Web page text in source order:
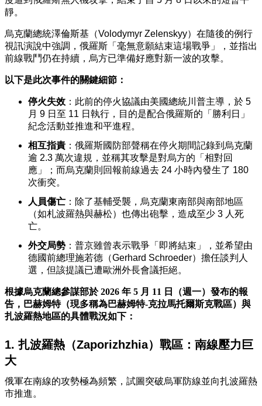
靜。
烏克蘭總統澤倫斯基（Volodymyr Zelenskyy）在隨後的例行
視訊演說中強調，俄羅斯「毫無意願結束這場戰爭」，並指出
前線戰鬥仍在持續，烏方已準備好應對新一波的攻擊。
以下是此次事件的關鍵細節：
停火失效 ：此前的停火協議由美國總統川普主導，於 5
月 9 日至 11 日執行，目的是配合俄羅斯的「勝利日」
紀念活動並推進和平進程。
相互指責 ：俄羅斯國防部聲稱在停火期間記錄到烏克蘭
逾 2.3 萬次違規，並稱其攻擊是對烏方的「相對回
應」；而烏克蘭則回報前線過去 24 小時內發生了 180
次衝突。
人員傷亡 ：除了基輔受襲，烏克蘭東南部與南部地區
（如札波羅熱與赫松）也傳出砲擊，造成至少 3 人死
亡。
外交局勢 ：普京雖曾表示戰爭「即將結束」，並希望由
德國前總理施若德（Gerhard Schroeder）擔任談判人
選，但該提議已遭歐洲外長會議拒絕。
根據烏克蘭總參謀部於 2026 年 5 月 11 日（週一）發布的報
告，巴赫姆特（現多稱為巴赫姆特-克拉馬托爾斯克戰區）與
扎波羅熱地區的具體戰況如下：
1. 扎波羅熱（Zaporizhzhia）戰區：南線壓力巨
大
俄軍在南線的攻勢極為頻繁，試圖突破烏軍防線並向扎波羅熱
市推進。